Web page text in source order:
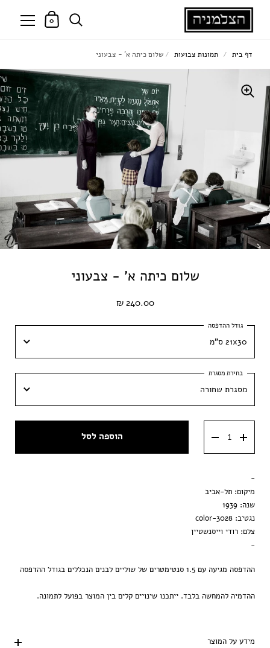
0
שלום כיתה א' - צבעוני
240.00 ₪
21x30 ס"מ
21x30 ס"מ
30x42 ס״מ
50x70 ס״מ
מסגרת שחורה
מסגרת ענבר
הדפסה בלבד
הוספה לסל
-
מיקום: תל-אביב
שנה: 1939
נגטיב: 3028-color
צלם: רודי וייסנשטיין
-
ההדפסה מגיעה עם 1.5 סנטימטרים של שוליים לבנים הנכללים בגודל ההדפסה
ההדמיה להמחשה בלבד. ייתכנו שינויים קלים בין המוצר בפועל לתמונה.
מידע על המוצר
דף בית / תמונות צבועות / שלום כיתה א' - צבעוני